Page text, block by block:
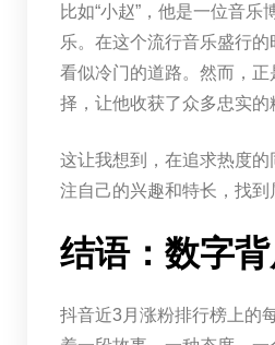
比如“小赵”，他是一位音乐
乐。在这个流行音乐盛行
看似冷门的道路。然而，
择，让他收获了众多忠实的
这让我想到，在追求热度
注自己的兴趣和特长，找到
结语：数字
抖音近3月涨粉排行榜上的